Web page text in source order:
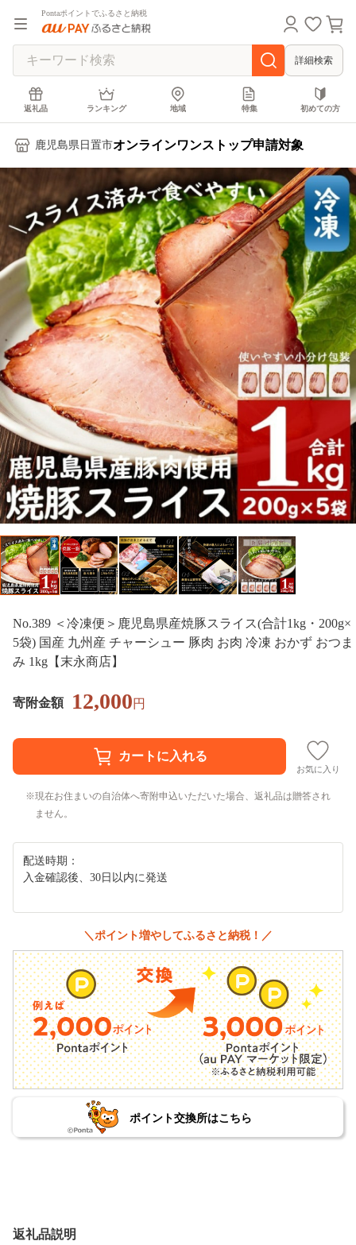
Pontaポイントでふるさと納税
詳細検索
返礼品 ランキング 地域 特集 初めての方
鹿児島県日置市オンラインワンストップ申請対象
No.389 ＜冷凍便＞鹿児島県産焼豚スライス(合計1kg・200g×
5袋) 国産 九州産 チャーシュー 豚肉 お肉 冷凍 おかず おつま
み 1kg【末永商店】
寄附金額 12,000円
お気に入り
現在お住まいの自治体へ寄附申込いただいた場合、返礼品は贈答され
ません。
配送時期：
入金確認後、30日以内に発送
＼ポイント増やしてふるさと納税！／
ポイント交換所はこちら
返礼品説明